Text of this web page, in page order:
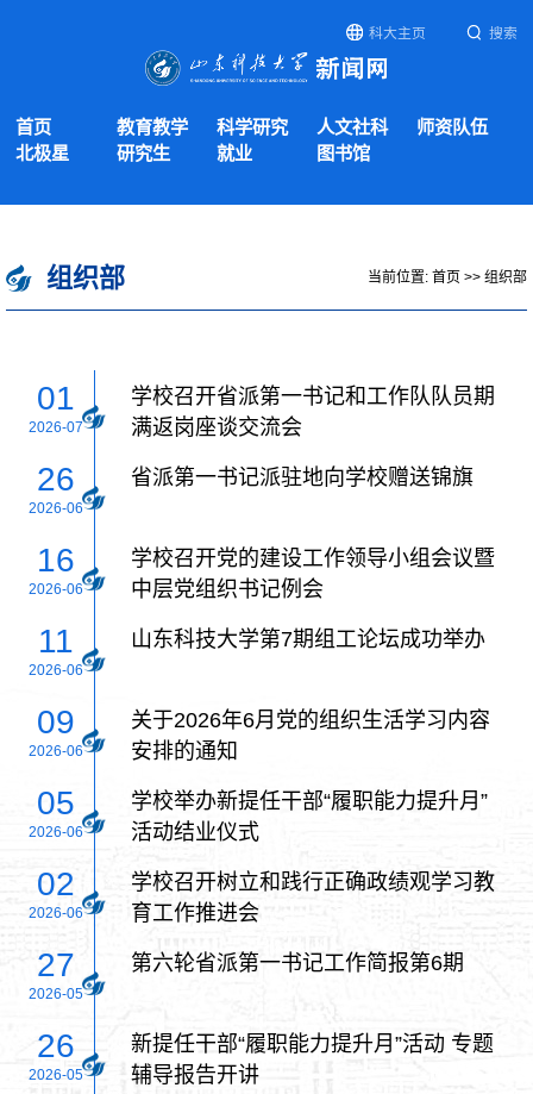
科大主页 搜索
首页 教育教学 科学研究 人文社科
师资队伍
北极星
研究生 就业 图书馆
组织部 当前位置: 首页 >> 组织部
01
2026-07
学校召开省派第一书记和工作队队员期
满返岗座谈交流会
26
2026-06
省派第一书记派驻地向学校赠送锦旗
16
2026-06
学校召开党的建设工作领导小组会议暨
中层党组织书记例会
11
2026-06
山东科技大学第7期组工论坛成功举办
09
2026-06
关于2026年6月党的组织生活学习内容
安排的通知
05
2026-06
学校举办新提任干部“履职能力提升月”
活动结业仪式
02
2026-06
学校召开树立和践行正确政绩观学习教
育工作推进会
27
2026-05
第六轮省派第一书记工作简报第6期
26
2026-05
新提任干部“履职能力提升月”活动 专题
辅导报告开讲